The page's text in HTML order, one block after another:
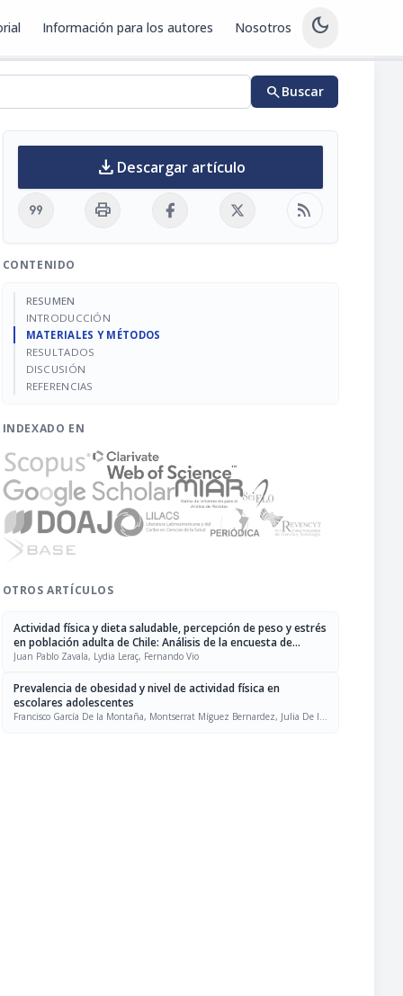
Información para los autores Nosotros dark_mode
searchBuscar
download Descargar artículo
format_quote print rss_feed
CONTENIDO
RESUMEN
INTRODUCCIÓN
MATERIALES Y MÉTODOS
RESULTADOS
DISCUSIÓN
REFERENCIAS
INDEXADO EN
OTROS ARTÍCULOS
Actividad física y dieta saludable, percepción de peso y estrés
en población adulta de Chile: Análisis de la encuesta de
calidad de vida y salud 2006
Juan Pablo Zavala, Lydia Leraç, Fernando Vio
Prevalencia de obesidad y nivel de actividad física en
escolares adolescentes
Francisco García De la Montaña, Montserrat Míguez Bernardez, Julia De la